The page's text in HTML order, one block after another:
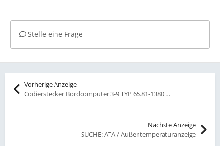
Stelle eine Frage
Vorherige Anzeige
Codierstecker Bordcomputer 3-9 TYP 65.81-1380 374.9
Nächste Anzeige
SUCHE: ATA / Außentemperaturanzeige